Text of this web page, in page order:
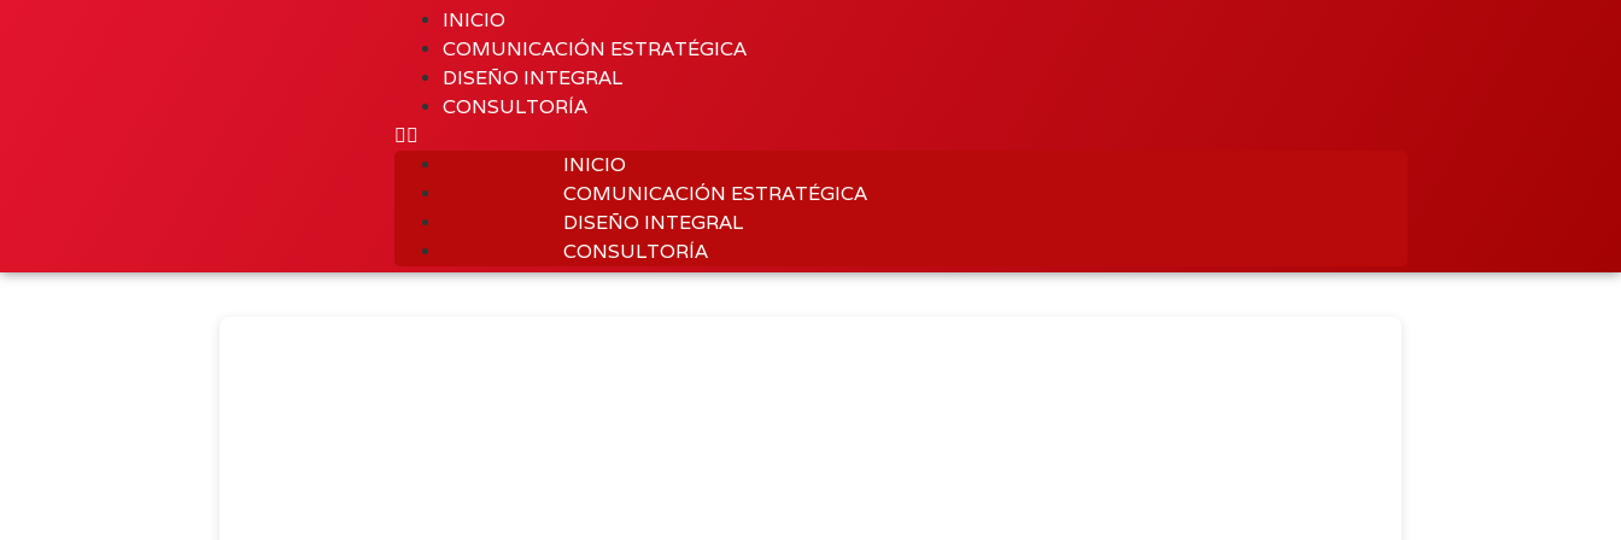
INICIO
COMUNICACIÓN ESTRATÉGICA
DISEÑO INTEGRAL
CONSULTORÍA
INICIO
COMUNICACIÓN ESTRATÉGICA
DISEÑO INTEGRAL
CONSULTORÍA